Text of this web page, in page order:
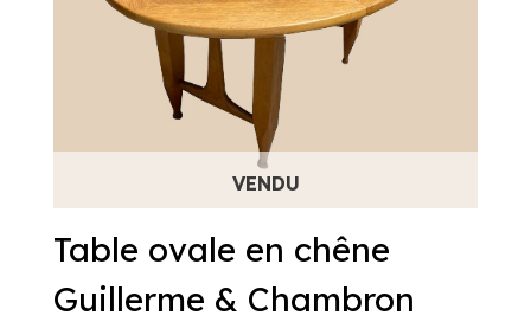
Table ovale en chêne
Guillerme & Chambron